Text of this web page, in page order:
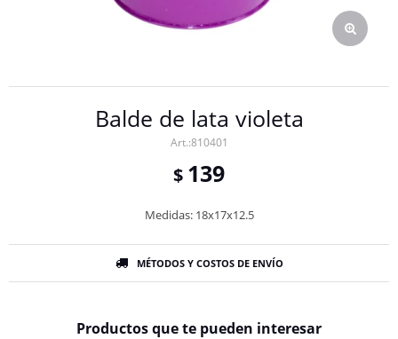
Balde de lata violeta
810401
$ 139
Medidas: 18x17x12.5
MÉTODOS Y COSTOS DE ENVÍO
Productos que te pueden interesar